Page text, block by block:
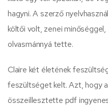
hagyni. A szerző
költői volt, zenei
olvasmánnyá tette.
Claire két életének
feszültséget kelt. Azt, hogy
összeillesztette pdf